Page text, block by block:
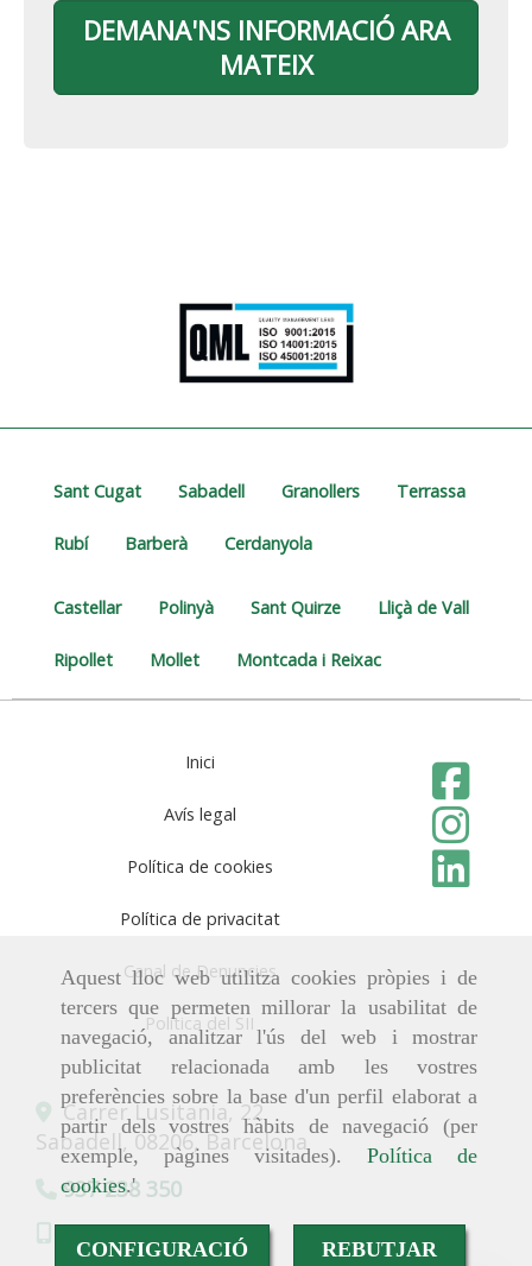
Aquest lloc web utilitza cookies pròpies i de
tercers que permeten millorar la usabilitat de
navegació, analitzar l'ús del web i mostrar
publicitat relacionada amb les vostres
preferències sobre la base d'un perfil elaborat a
partir dels vostres hàbits de navegació (per
exemple, pàgines visitades). Política de
cookies.'
CONFIGURACIÓ REBUTJAR
DEMANA'NS INFORMACIÓ ARA
MATEIX
Sant Cugat Sabadell Granollers Terrassa
Rubí Barberà Cerdanyola
Castellar Polinyà Sant Quirze Lliçà de Vall
Ripollet Mollet Montcada i Reixac
Inici
Avís legal
Política de cookies
Política de privacitat
Canal de Denuncies
Política del SII
Carrer Lusitania, 22
Sabadell,08206,Barcelona
937 238 350
619 750 069